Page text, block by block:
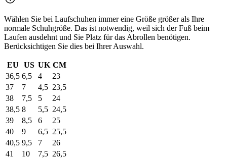
Wählen Sie bei Laufschuhen immer eine Größe größer als Ihre
normale Schuhgröße. Das ist notwendig, weil sich der Fuß beim
Laufen ausdehnt und Sie Platz für das Abrollen benötigen.
Berücksichtigen Sie dies bei Ihrer Auswahl.
EU US UK CM
36,5 6,5 4
23
37
7 4,5 23,5
38
7,5 5
24
38,5 8 5,5 24,5
39
8,5 6
25
40
9 6,5 25,5
40,5 9,5 7
26
41
10 7,5 26,5